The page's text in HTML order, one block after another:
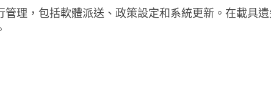
理，包括軟體派送、政策設定和系統更新。在載具